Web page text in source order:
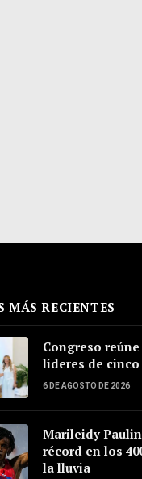
MÁS RECIENTES
Congreso
líderes de cinco
6 DE AGOSTO DE 2026
Marileidy
récord en los
la lluvia